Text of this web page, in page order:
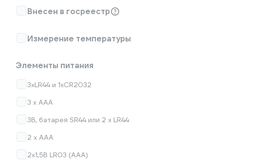
Внесен в госреестр
Измерение температуры
Элементы питания
3хLR44 и 1хCR2032
3 x AAA
3В, батарея SR44 или 2 x LR44
2 x AAA
2х1,5В LR03 (ААА)